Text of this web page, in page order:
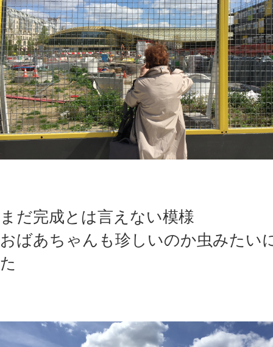
まだ完成とは言えない模様
おばあちゃんも珍しいのか虫みたい
た